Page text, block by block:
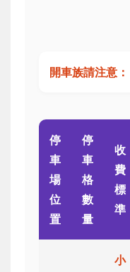
開車族請注意：
停
車
場
位
置
停
車
格
數
量
收
費
標
準
小